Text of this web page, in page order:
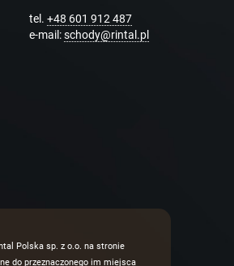
tel. +48 601 912 487
e-mail:schody@rintal.pl
Polska sp. z o.o. na stronie
do przeznaczonego im miejsca